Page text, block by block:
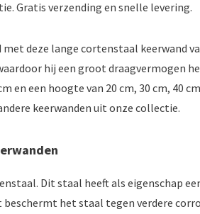
Gratis verzending en snelle levering.
deze lange cortenstaal keerwand
hij een groot draagvermogen
en een hoogte van 20 cm, 30 cm, 40
keerwanden uit onze collectie.
Dit staal heeft als eigenschap
het staal tegen verdere